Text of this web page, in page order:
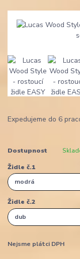
Expedujeme do 6
Dostupnost
Židle č.1
Židle č.2
Nejsme plátci DPH